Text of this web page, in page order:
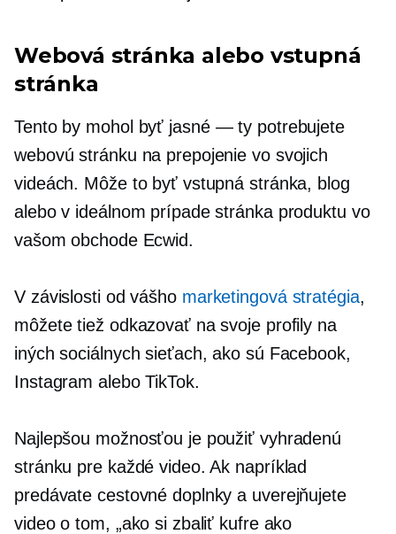
Webová stránka alebo vstupná
stránka
Tento by mohol byť jasné — ty potrebujete
webovú stránku na prepojenie vo svojich
videách. Môže to byť vstupná stránka, blog
alebo v ideálnom prípade stránka produktu vo
vašom obchode Ecwid.
V závislosti od vášho marketingová stratégia,
môžete tiež odkazovať na svoje profily na
iných sociálnych sieťach, ako sú Facebook,
Instagram alebo TikTok.
Najlepšou možnosťou je použiť vyhradenú
stránku pre každé video. Ak napríklad
predávate cestovné doplnky a uverejňujete
video o tom, „ako si zbaliť kufre ako